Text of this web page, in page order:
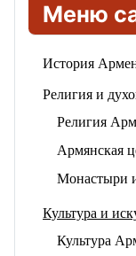
Меню
История
Религия и
Религия
Армянская
Монастыри
Культура и
Культура